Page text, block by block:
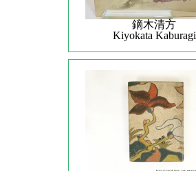
鏑木清方
Kiyokata Kaburagi